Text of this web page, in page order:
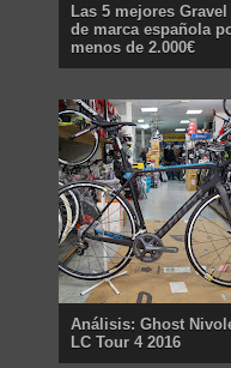
Las 5 mejores Gravel
de marca española
menos de 2.000€
Análisis: Ghost
LC Tour 4 2016